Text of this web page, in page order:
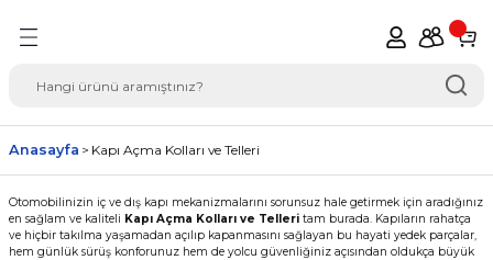
Seçimi Oto Yedek
Anasayfa Kapı Açma Kolları ve Telleri
Otomobilinizin iç ve dış kapı mekanizmalarını sorunsuz hale getirmek için aradığınız
en sağlam ve kaliteli Kapı Açma Kolları ve Telleri tam burada. Kapıların rahatça
ve hiçbir takılma yaşamadan açılıp kapanmasını sağlayan bu hayati yedek parçalar,
hem günlük sürüş konforunuz hem de yolcu güvenliğiniz açısından oldukça büyük